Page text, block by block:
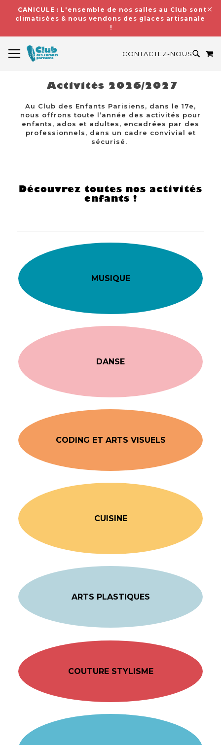
CANICULE : L'ensemble de nos salles au Club sont
climatisées & nous vendons des glaces artisanales
!
CONTACTEZ-NOUS
Activités 2026/2027
Au Club des Enfants Parisiens, dans le 17e,
nous offrons toute l’année des activités pour
enfants, ados et adultes, encadrées par des
professionnels, dans un cadre convivial et
sécurisé.
Découvrez toutes nos activités
enfants !
MUSIQUE
DANSE
CODING ET ARTS VISUELS
CUISINE
ARTS PLASTIQUES
COUTURE STYLISME